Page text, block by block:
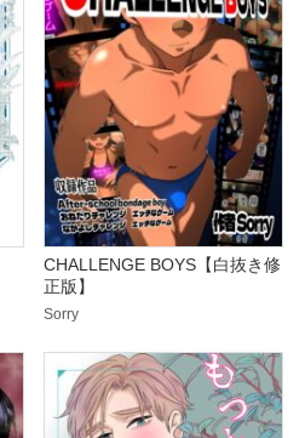
CHALLENGE BOYS【白抜き修
正版】
Sorry